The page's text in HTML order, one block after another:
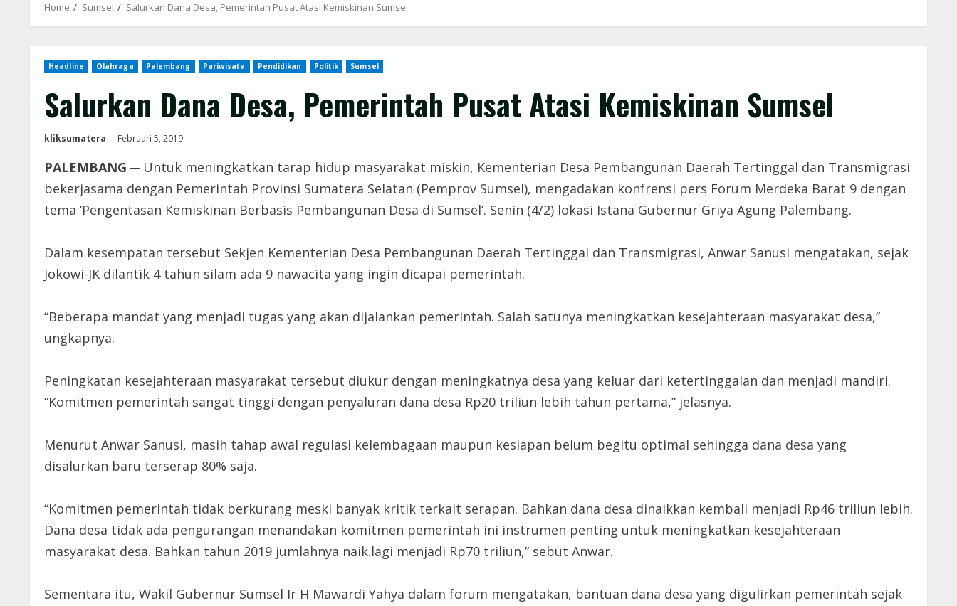
Home Sumsel Salurkan Dana Desa, Pemerintah Pusat Atasi Kemiskinan Sumsel
Headline Olahraga Palembang Pariwisata Pendidikan Politik Sumsel
Salurkan Dana Desa, Pemerintah Pusat Atasi Kemiskinan Sumsel
kliksumatera Februari 5, 2019
PALEMBANG ─ Untuk meningkatkan tarap hidup masyarakat miskin, Kementerian Desa Pembangunan Daerah Tertinggal dan Transmigrasi
bekerjasama dengan Pemerintah Provinsi Sumatera Selatan (Pemprov Sumsel), mengadakan konfrensi pers Forum Merdeka Barat 9 dengan
tema ‘Pengentasan Kemiskinan Berbasis Pembangunan Desa di Sumsel’. Senin (4/2) lokasi Istana Gubernur Griya Agung Palembang.
Dalam kesempatan tersebut Sekjen Kementerian Desa Pembangunan Daerah Tertinggal dan Transmigrasi, Anwar Sanusi mengatakan, sejak
Jokowi-JK dilantik 4 tahun silam ada 9 nawacita yang ingin dicapai pemerintah.
“Beberapa mandat yang menjadi tugas yang akan dijalankan pemerintah. Salah satunya meningkatkan kesejahteraan masyarakat desa,”
ungkapnya.
Peningkatan kesejahteraan masyarakat tersebut diukur dengan meningkatnya desa yang keluar dari ketertinggalan dan menjadi mandiri.
“Komitmen pemerintah sangat tinggi dengan penyaluran dana desa Rp20 triliun lebih tahun pertama,” jelasnya.
Menurut Anwar Sanusi, masih tahap awal regulasi kelembagaan maupun kesiapan belum begitu optimal sehingga dana desa yang
disalurkan baru terserap 80% saja.
“Komitmen pemerintah tidak berkurang meski banyak kritik terkait serapan. Bahkan dana desa dinaikkan kembali menjadi Rp46 triliun lebih.
Dana desa tidak ada pengurangan menandakan komitmen pemerintah ini instrumen penting untuk meningkatkan kesejahteraan
masyarakat desa. Bahkan tahun 2019 jumlahnya naik.lagi menjadi Rp70 triliun,” sebut Anwar.
Sementara itu, Wakil Gubernur Sumsel Ir H Mawardi Yahya dalam forum mengatakan, bantuan dana desa yang digulirkan pemerintah sejak